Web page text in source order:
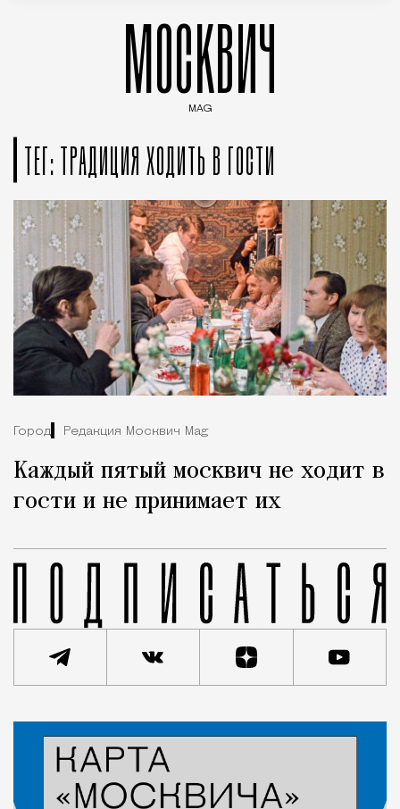
МОСКВИЧ
MAG
ТЕГ: ТРАДИЦИЯ ХОДИТЬ В ГОСТИ
Город Редакция Москвич Mag
Каждый пятый москвич не ходит в
гости и не принимает их